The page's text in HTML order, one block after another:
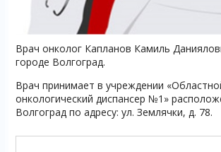
Врач онколог Капланов Камиль
городе Волгоград.
Врач принимает в учреждении
онкологический диспансер №1»
Волгоград по адресу: ул. Землячки, д. 78.